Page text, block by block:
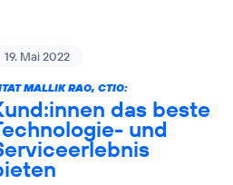
19. Mai 2022
MALLIK RAO, CTIO:
das beste
und